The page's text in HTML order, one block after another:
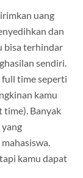
uang
dan
bisa terhindar
sendiri.
time seperti
kamu
Banyak
kamu dapat